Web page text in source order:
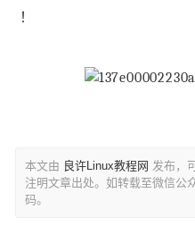
！
本文由 良许Linux教程网 发布，
注明文章出处。如转载至微信公
码。